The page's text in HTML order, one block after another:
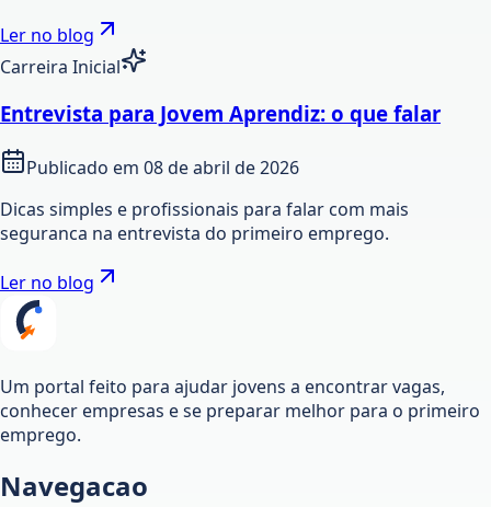
Ler no blog
Carreira Inicial
Entrevista para Jovem Aprendiz: o que falar
Publicado em 08 de abril de 2026
Dicas simples e profissionais para falar com mais
seguranca na entrevista do primeiro emprego.
Ler no blog
Um portal feito para ajudar jovens a encontrar vagas,
conhecer empresas e se preparar melhor para o primeiro
emprego.
Navegacao